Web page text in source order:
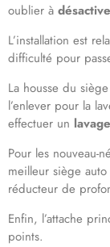
oublier à
L’installation est
difficulté pour
La housse du
l’enlever pour la
effectuer un
Pour les nouveau-
meilleur siège
réducteur de
Enfin, l’attache
points.